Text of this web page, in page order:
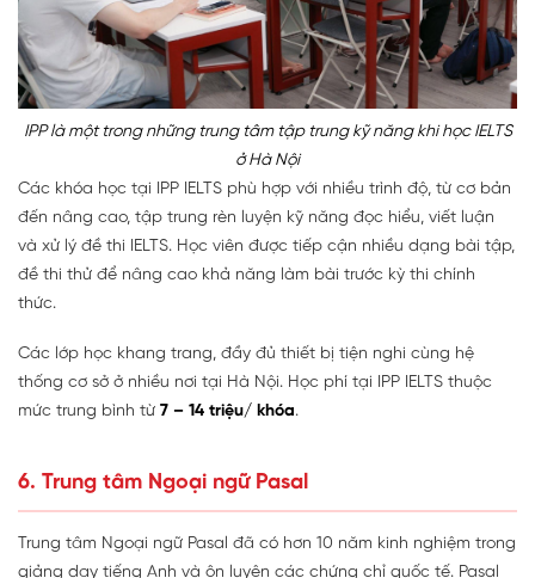
IPP là một trong những trung tâm tập trung kỹ năng khi học IELTS
ở Hà Nội
Các khóa học tại IPP IELTS phù hợp với nhiều trình độ, từ cơ bản
đến nâng cao, tập trung rèn luyện kỹ năng đọc hiểu, viết luận
và xử lý đề thi IELTS. Học viên được tiếp cận nhiều dạng bài tập,
đề thi thử để nâng cao khả năng làm bài trước kỳ thi chính
thức.
Các lớp học khang trang, đầy đủ thiết bị tiện nghi cùng hệ
thống cơ sở ở nhiều nơi tại Hà Nội. Học phí tại IPP IELTS thuộc
mức trung bình từ 7 – 14 triệu/ khóa.
6. Trung tâm Ngoại ngữ Pasal
Trung tâm Ngoại ngữ Pasal đã có hơn 10 năm kinh nghiệm trong
giảng dạy tiếng Anh và ôn luyện các chứng chỉ quốc tế. Pasal